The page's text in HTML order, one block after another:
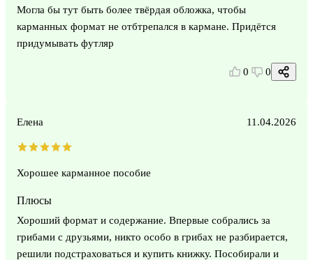
Могла бы тут быть более твёрдая обложка, чтобы
карманных формат не отбтрепался в кармане. Придётся
придумывать футляр
0 0
Елена 11.04.2026
Хорошее карманное пособие
Плюсы
Хороший формат и содержание. Впервые собрались за
грибами с друзьями, никто особо в грибах не разбирается,
решили подстраховаться и купить книжку. Пособирали и